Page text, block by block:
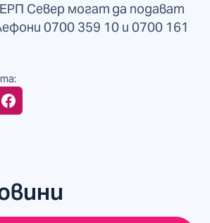
Север могат да подават
0700 359 10 и 0700 161